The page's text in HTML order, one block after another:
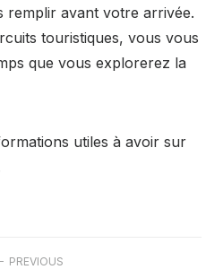
remplir avant votre arrivée.
touristiques, vous vous
que vous explorerez la
utiles à avoir sur
PREVIOUS